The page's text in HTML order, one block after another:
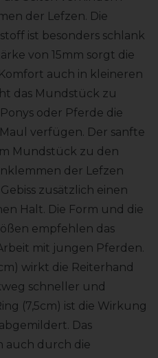
der Lefzen. Die
ist besonders schlank
von 15mm sorgt die
auch in kleineren
das Mundstück zu
oder Pferde die
verfügen. Der sanfte
Mundstück zu den
der Lefzen
zusätzlich einen
Halt. Die Form und die
empfehlen das
mit jungen Pferden.
wirkt die Reiterhand
schneller und
(7,5cm) ist die Wirkung
Das
auch durch die